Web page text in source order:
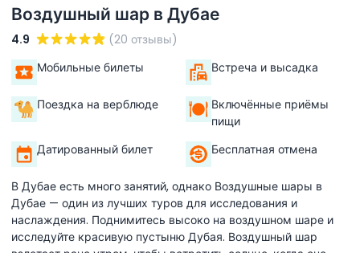
Воздушный шар в Дубае
4.9
(20 отзывы)
Мобильные билеты
Встреча и высадка
Поездка на верблюде
Включённые приёмы
пищи
Датированный билет
Бесплатная отмена
В Дубае есть много занятий, однако Воздушные шары в
Дубае — один из лучших туров для исследования и
наслаждения. Поднимитесь высоко на воздушном шаре и
исследуйте красивую пустыню Дубая. Воздушный шар